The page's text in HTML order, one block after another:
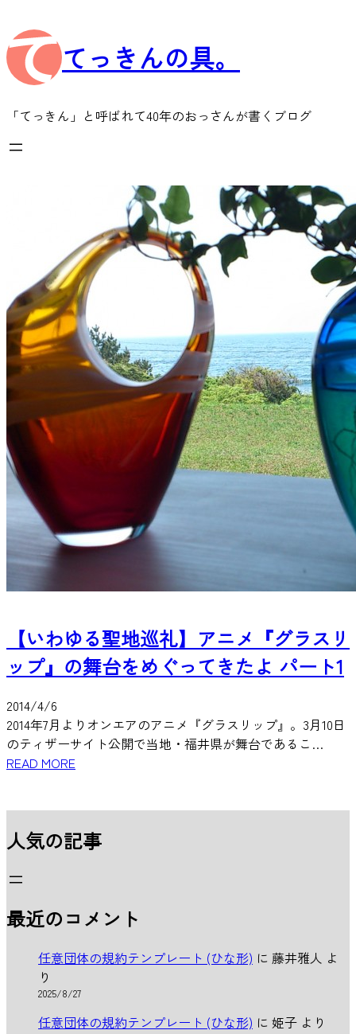
容
を
ス
ッ
てっきんの具。
「てっきん」と呼ばれて40年のおっさんが書くブログ
【いわゆる聖地巡礼】アニメ『グラスリ
ップ』の舞台をめぐってきたよ パート1
2014/4/6
2014年7月よりオンエアのアニメ『グラスリップ』。3月10日
のティザーサイト公開で当地・福井県が舞台であるこ…
READ MORE
人気の記事
最近のコメント
任意団体の規約テンプレート (ひな形) に 藤井雅人 よ
り
2025/8/27
任意団体の規約テンプレート (ひな形) に 姫子 より